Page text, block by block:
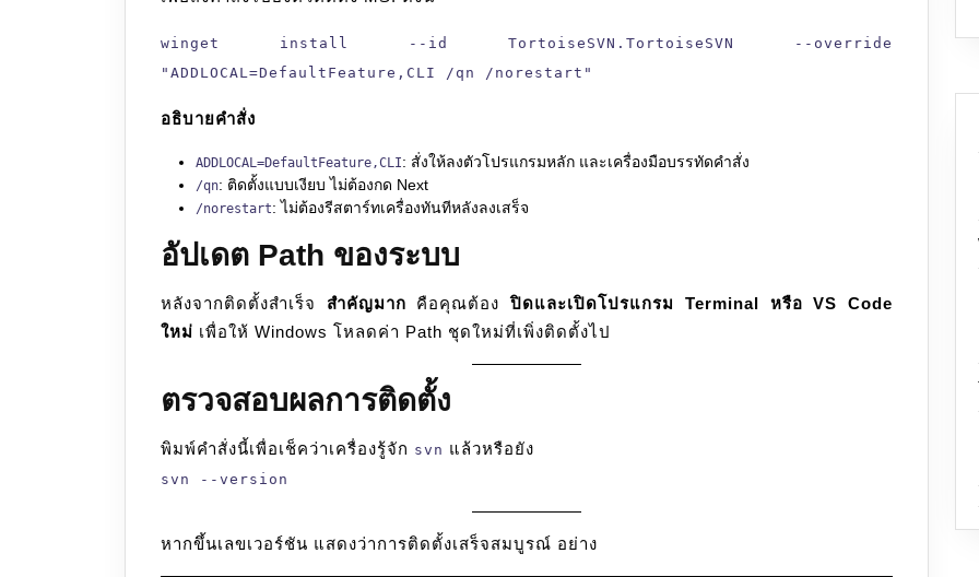
winget install --id TortoiseSVN.TortoiseSVN --override
"ADDLOCAL=DefaultFeature,CLI /qn /norestart"
อธิบายคำสั่ง
ADDLOCAL=DefaultFeature,CLI: สั่งให้ลงตัวโปรแกรมหลัก และเครื่องมือบรรทัดคำสั่ง
/qn: ติดตั้งแบบเงียบ ไม่ต้องกด Next
/norestart: ไม่ต้องรีสตาร์ทเครื่องทันทีหลังลงเสร็จ
อัปเดต Path ของระบบ
หลังจากติดตั้งสำเร็จ สำคัญมาก คือคุณต้องปิดและเปิดโปรแกรม Terminal หรือ VS Code
ใหม่ เพื่อให้ Windows โหลดค่า Path ชุดใหม่ที่เพิ่งติดตั้งไป
ตรวจสอบผลการติดตั้ง
พิมพ์คำสั่งนี้เพื่อเช็คว่าเครื่องรู้จัก svn แล้วหรือยัง
svn --version
หากขึ้นเลขเวอร์ชัน แสดงว่าการติดตั้งเสร็จสมบูรณ์ อย่าง